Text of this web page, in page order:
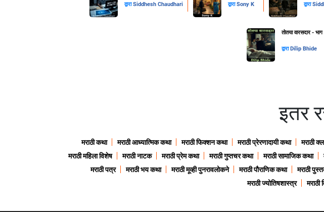
द्वाराSiddhesh Chaudhari द्वाराSony K द्वारा
तोतया वारसदार - भाग
द्वारा Dilip Bhide
इतर
मराठी कथा मराठी आध्यात्मिक कथा मराठी फिक्शन कथा मराठी प्रेरणादायी कथा मराठी
मराठी महिला विशेष
मराठी नाटक मराठी प्रेम कथा मराठी गुप्तचर कथा मराठी सामाजिक कथा
मराठी पत्र
मराठी भय कथा मराठी मूव्ही पुनरावलोकने मराठी पौराणिक कथा मराठी
मराठी ज्योतिषशास्त्र
मराठी